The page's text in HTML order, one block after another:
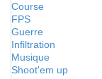
Course
FPS
Guerre
Infiltration
Musique
Shoot'em up